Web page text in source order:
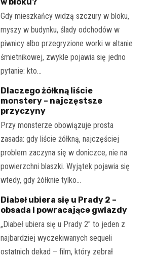
Gdy mieszkańcy widzą szczury w bloku,
myszy w budynku, ślady odchodów w
piwnicy albo przegryzione worki w altanie
śmietnikowej, zwykle pojawia się jedno
pytanie: kto…
Dlaczego żółkną liście
monstery – najczęstsze
przyczyny
Przy monsterze obowiązuje prosta
zasada: gdy liście żółkną, najczęściej
problem zaczyna się w doniczce, nie na
powierzchni blaszki. Wyjątek pojawia się
wtedy, gdy żółknie tylko…
Diabeł ubiera się u Prady 2 –
obsada i powracające gwiazdy
„Diabeł ubiera się u Prady 2" to jeden z
najbardziej wyczekiwanych sequeli
ostatnich dekad – film, który zebrał